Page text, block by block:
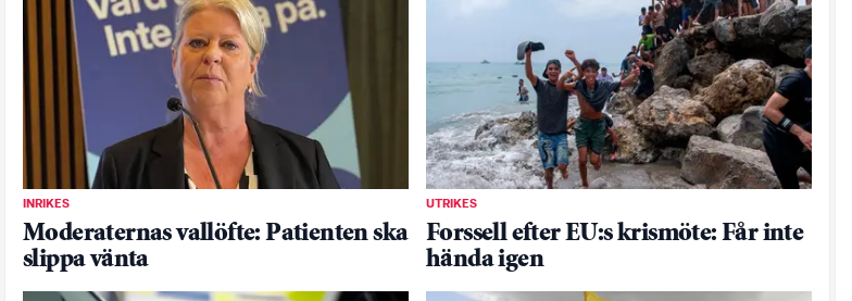
INRIKES
Moderaternas vallöfte: Patienten ska
slippa vänta
UTRIKES
Forssell efter EU:s krismöte: Får inte
hända igen